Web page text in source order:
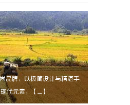
品牌，以极简设计与精湛手
代元素，【....】